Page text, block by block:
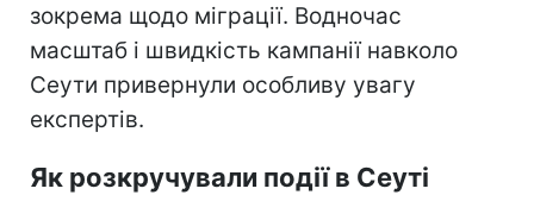
зокрема щодо міграції. Водночас
масштаб і швидкість кампанії навколо
Сеути привернули особливу увагу
експертів.
Як розкручували події в Сеуті